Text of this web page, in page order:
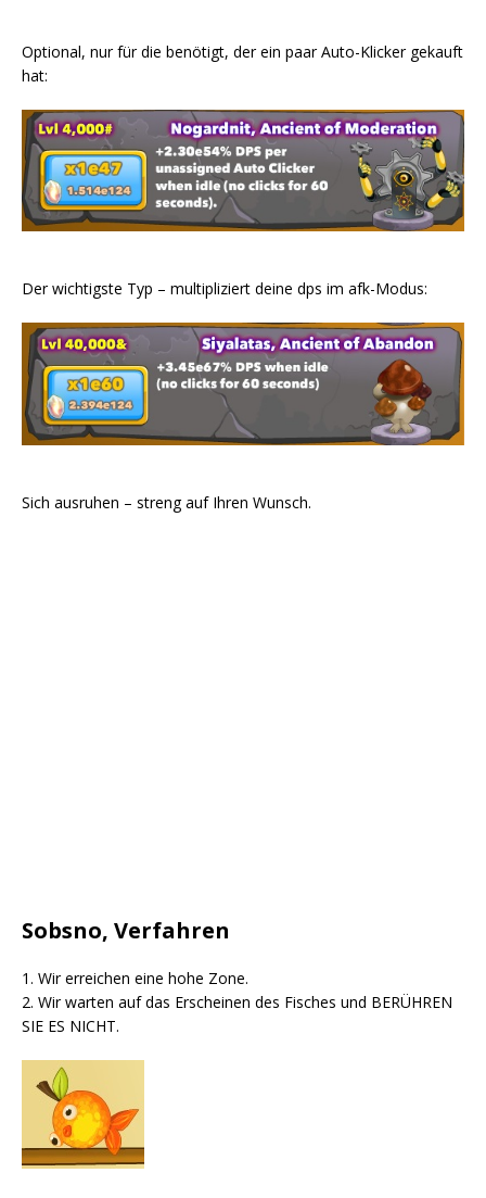
Optional, nur für die benötigt, der ein paar Auto-Klicker gekauft
hat:
Der wichtigste Typ – multipliziert deine dps im afk-Modus:
Sich ausruhen – streng auf Ihren Wunsch.
Sobsno, Verfahren
1. Wir erreichen eine hohe Zone.
2. Wir warten auf das Erscheinen des Fisches und BERÜHREN
SIE ES NICHT.